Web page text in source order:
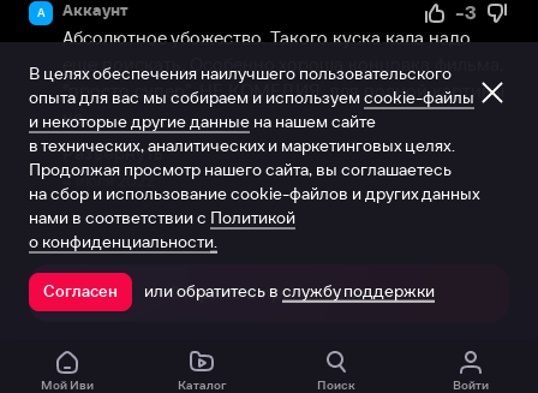
А Аккаунт
4 июля 2022
-3
Абсолютное убожество. Такого куска кала надо
еще поискать. Особенно хороша концовка фильма,
"просто супер". НЕ КОМЕДИЯ, для полной картины
не...
Развернуть
Открыть в приложении
Мой Иви Каталог Поиск Войти
В целях обеспечения наилучшего пользовательского
опыта для вас мы собираем и используем cookie-файлы
и некоторые другие данные на нашем сайте
в технических, аналитических и маркетинговых целях.
Продолжая просмотр нашего сайта, вы соглашаетесь
на сбор и использование cookie-файлов и других данных
нами в соответствии с Политикой
о конфиденциальности.
Согласен или обратитесь в службу поддержки